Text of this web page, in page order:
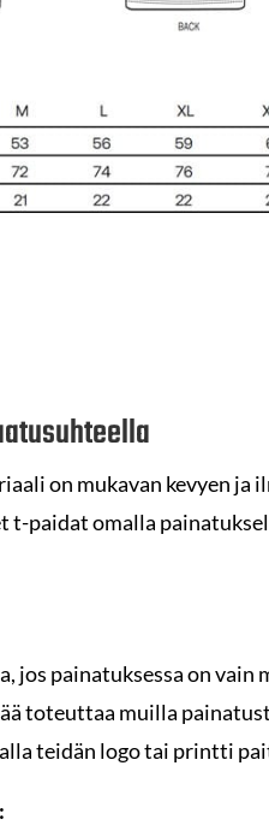
on mukavan kevyen ja
t-paidat omalla
painatuksessa on vain
toteuttaa muilla
teidän logo tai printti